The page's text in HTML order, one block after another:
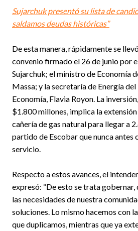
Sujarchuk presentó su lista de
saldamos deudas históricas”
De esta manera, rápidamente se
convenio firmado el 26 de junio por
Sujarchuk; el ministro de Economía
Massa; y la secretaría de Energía
Economía, Flavia Royon. La
$1.800 millones, implica la
cañería de gas natural para llegar a
partido de Escobar que nunca antes
servicio.
Respecto a estos avances, el
expresó: “De esto se trata
las necesidades de nuestra
soluciones. Lo mismo hacemos con
que duplicamos, mientras que ya